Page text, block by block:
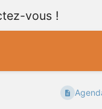
vous !